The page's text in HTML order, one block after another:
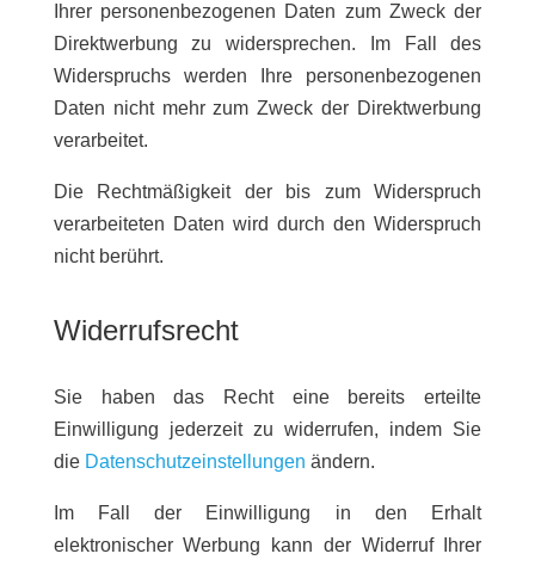
Ihrer personenbezogenen Daten zum Zweck der
Direktwerbung zu widersprechen. Im Fall des
Widerspruchs werden Ihre personenbezogenen
Daten nicht mehr zum Zweck der Direktwerbung
verarbeitet.
Die Rechtmäßigkeit der bis zum Widerspruch
verarbeiteten Daten wird durch den Widerspruch
nicht berührt.
Widerrufsrecht
Sie haben das Recht eine bereits erteilte
Einwilligung jederzeit zu widerrufen, indem Sie
die Datenschutzeinstellungen ändern.
Im Fall der Einwilligung in den Erhalt
elektronischer Werbung kann der Widerruf Ihrer